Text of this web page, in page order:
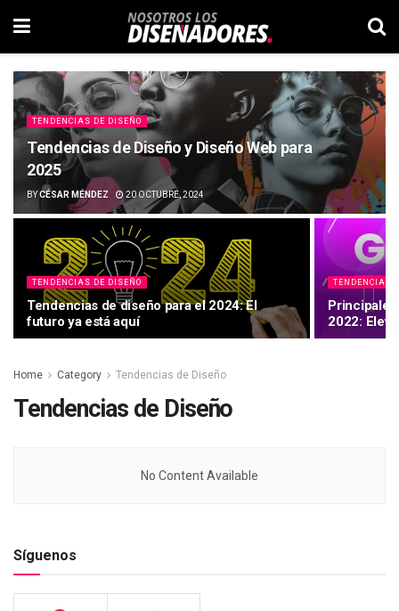
TENDENCIAS DE DISEÑO
Tendencias de Diseño y Diseño Web para
2025
BYCÉSAR MÉNDEZ 20 OCTUBRE, 2024
TENDENCIAS DE DISEÑO
Tendencias de diseño para el 2024: El
futuro ya está aquí
TENDENCIAS
2022:
Home Category Tendencias de Diseño
Tendencias de Diseño
No Content Available
Síguenos